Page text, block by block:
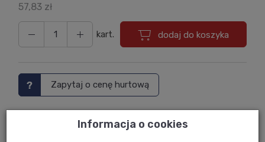
57,83 zł
kart. dodaj do koszyka
Zapytaj o cenę hurtową
Informacja o cookies